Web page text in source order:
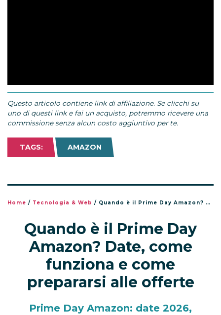
Questo articolo contiene link di affiliazione. Se clicchi su
uno di questi link e fai un acquisto, potremmo ricevere una
commissione senza alcun costo aggiuntivo per te.
TAGS: AMAZON
Home / Tecnologia & Web / Quando è il Prime Day Amazon? Date, come funziona e come prepararsi alle offerte
Quando è il Prime Day
Amazon? Date, come
funziona e come
prepararsi alle offerte
Prime Day Amazon: date 2026,